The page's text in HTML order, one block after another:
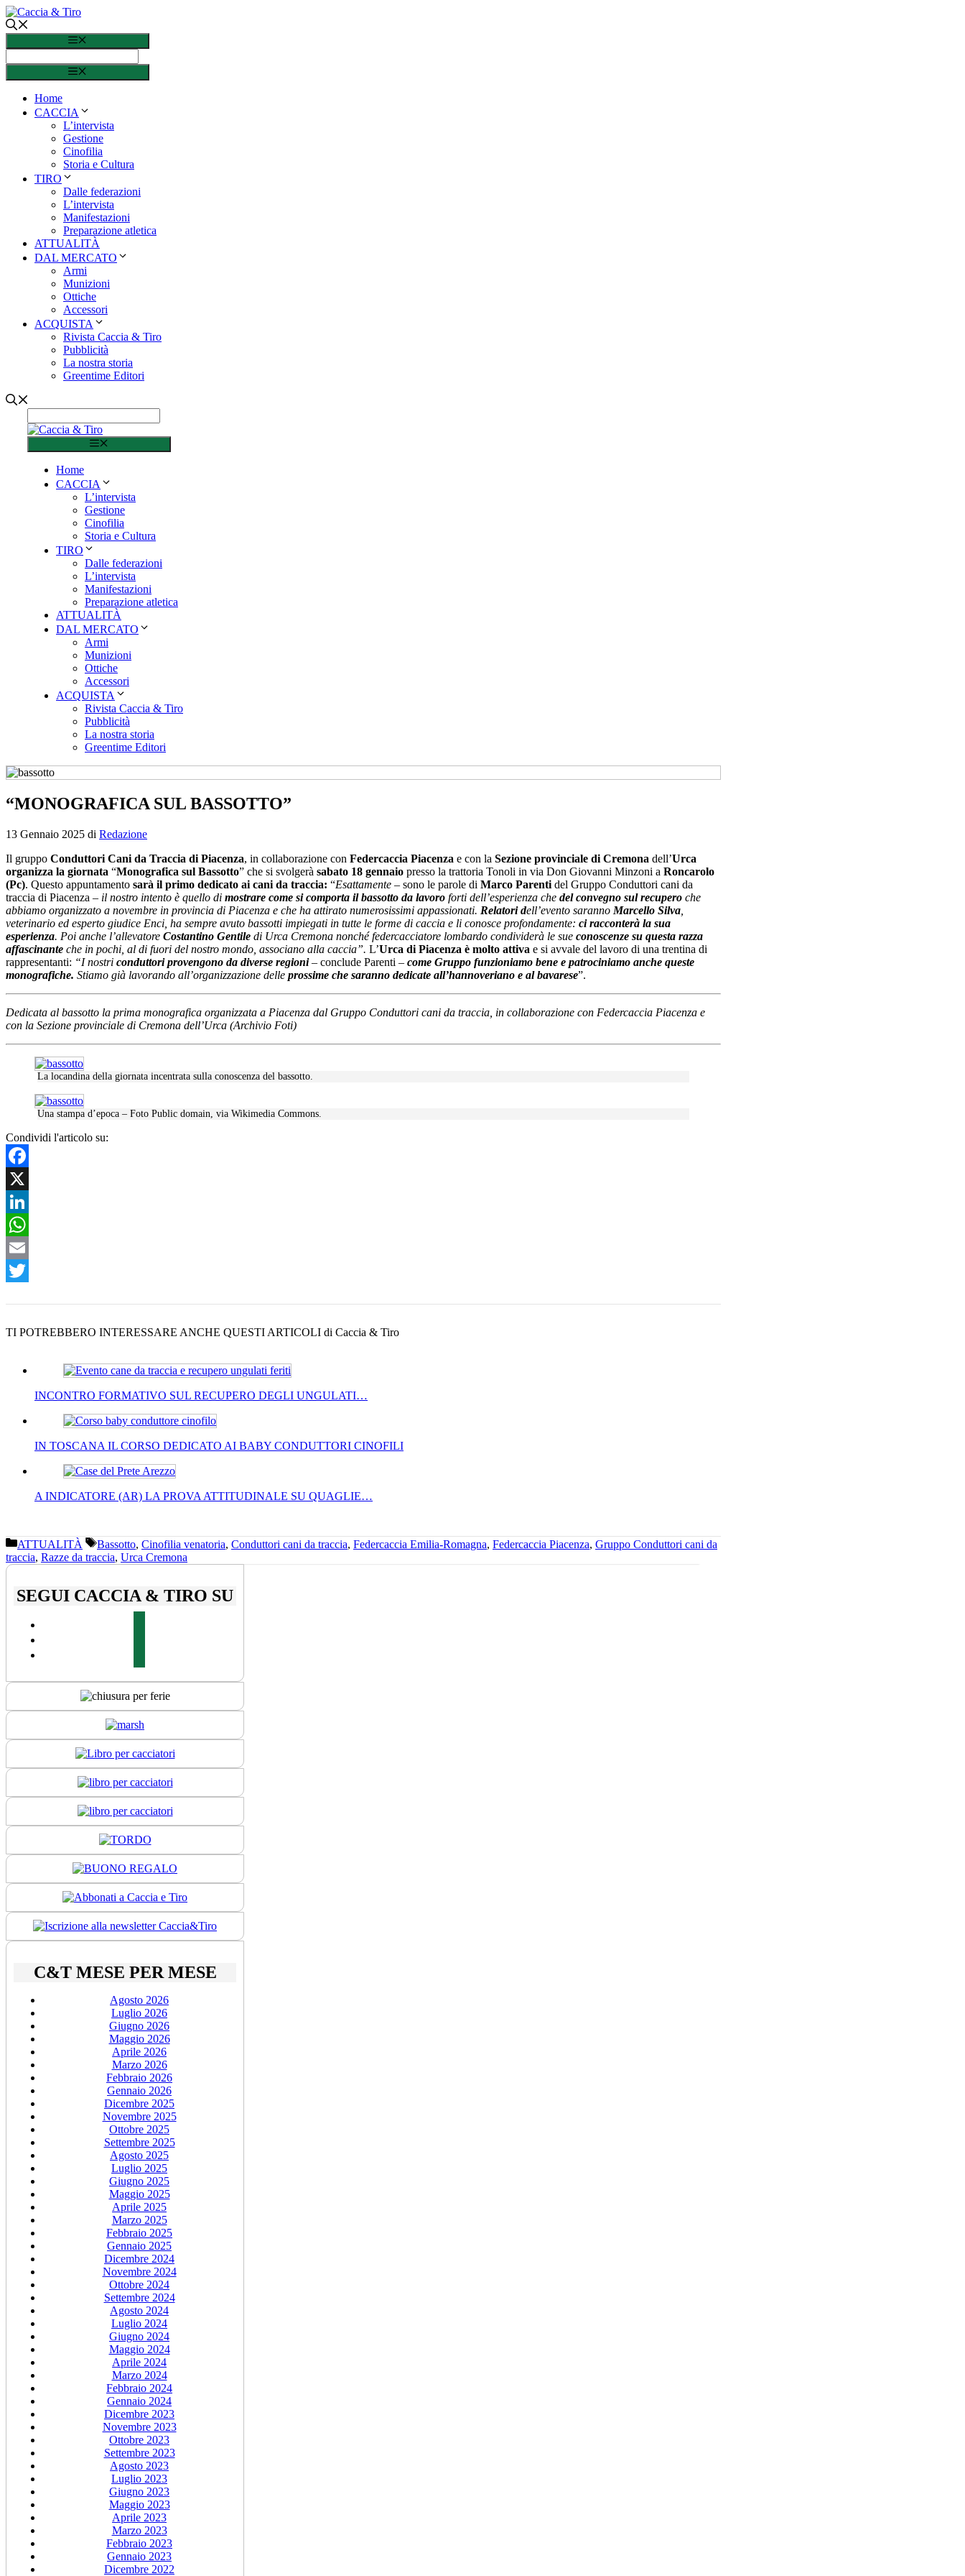
Vai al contenuto
Home
CACCIA
L’intervista
Gestione
Cinofilia
Storia e Cultura
TIRO
Dalle federazioni
L’intervista
Manifestazioni
Preparazione atletica
ATTUALITÀ
DAL MERCATO
Armi
Munizioni
Ottiche
Accessori
ACQUISTA
Rivista Caccia & Tiro
Pubblicità
La nostra storia
Greentime Editori
Home
CACCIA
L’intervista
Gestione
Cinofilia
Storia e Cultura
TIRO
Dalle federazioni
L’intervista
Manifestazioni
Preparazione atletica
ATTUALITÀ
DAL MERCATO
Armi
Munizioni
Ottiche
Accessori
ACQUISTA
Rivista Caccia & Tiro
Pubblicità
La nostra storia
Greentime Editori
“MONOGRAFICA SUL BASSOTTO”
13 Gennaio 2025 di Redazione
Il gruppo Conduttori Cani da Traccia di Piacenza, in collaborazione con Federcaccia Piacenza e con la Sezione provinciale di Cremona dell’Urca
organizza la giornata “Monografica sul Bassotto” che si svolgerà sabato 18 gennaio presso la trattoria Tonoli in via Don Giovanni Minzoni a Roncarolo
(Pc). Questo appuntamento sarà il primo dedicato ai cani da traccia: “Esattamente – sono le parole di Marco Parenti del Gruppo Conduttori cani da
traccia di Piacenza – il nostro intento è quello di mostrare come si comporta il bassotto da lavoro forti dell’esperienza che del convegno sul recupero che
abbiamo organizzato a novembre in provincia di Piacenza e che ha attirato numerosissimi appassionati. Relatori dell’evento saranno Marcello Silva
veterinario ed esperto giudice Enci, ha sempre avuto bassotti impiegati in tutte le forme di caccia e li conosce profondamente: ci racconterà la sua
esperienza. Poi anche l’allevatore Costantino Gentile di Urca Cremona nonché federcacciatore lombardo condividerà le sue conoscenze su questa razza
affascinante che in pochi, al di fuori del nostro mondo, associano alla caccia”. L’Urca di Piacenza è molto attiva e si avvale del lavoro di una trentina di
rappresentanti: “I nostri conduttori provengono da diverse regioni– conclude Parenti – come Gruppo funzioniamo bene e patrociniamo anche queste
monografiche. Stiamo già lavorando all’organizzazione delle prossime che saranno dedicate all’hannoveriano e al bavarese”.
Dedicata al bassotto la prima monografica organizzata a Piacenza dal Gruppo Conduttori cani da traccia, in collaborazione con Federcaccia Piacenza e
con la Sezione provinciale di Cremona dell’Urca (Archivio Foti)
La locandina della giornata incentrata sulla conoscenza del bassotto.
Una stampa d’epoca – Foto Public domain, via Wikimedia Commons.
Condividi l'articolo su:
Facebook
X
LinkedIn
WhatsApp
Email
TI POTREBBERO INTERESSARE ANCHE QUESTI ARTICOLI di Caccia & Tiro
INCONTRO FORMATIVO SUL RECUPERO DEGLI UNGULATI…
IN TOSCANA IL CORSO DEDICATO AI BABY CONDUTTORI CINOFILI
A INDICATORE (AR) LA PROVA ATTITUDINALE SU QUAGLIE…
Categorie
ATTUALITÀ Tag
Bassotto, Cinofilia venatoria, Conduttori cani da traccia, Federcaccia Emilia-Romagna, Federcaccia Piacenza, Gruppo Conduttori cani da
traccia, Razze da traccia, Urca Cremona
SEGUI CACCIA & TIRO SU
C&T MESE PER MESE
Agosto 2026
Luglio 2026
Giugno 2026
Maggio 2026
Aprile 2026
Marzo 2026
Febbraio 2026
Gennaio 2026
Dicembre 2025
Novembre 2025
Ottobre 2025
Settembre 2025
Agosto 2025
Luglio 2025
Giugno 2025
Maggio 2025
Aprile 2025
Marzo 2025
Febbraio 2025
Gennaio 2025
Dicembre 2024
Novembre 2024
Ottobre 2024
Settembre 2024
Agosto 2024
Luglio 2024
Giugno 2024
Maggio 2024
Aprile 2024
Marzo 2024
Febbraio 2024
Gennaio 2024
Dicembre 2023
Novembre 2023
Ottobre 2023
Settembre 2023
Agosto 2023
Luglio 2023
Giugno 2023
Maggio 2023
Aprile 2023
Marzo 2023
Febbraio 2023
Gennaio 2023
Dicembre 2022